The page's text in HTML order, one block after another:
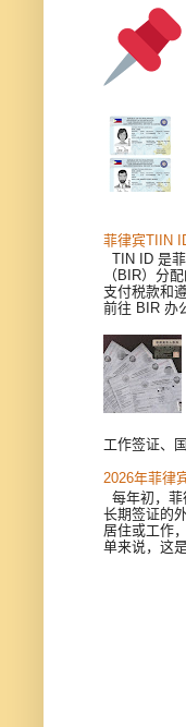
菲律宾TIIN
TIN ID 是
（BIR）分
支付税款和
前往 BIR 办
工作签证、
2026年菲律
每年初，菲
长期签证的
居住或工作
单来说，这